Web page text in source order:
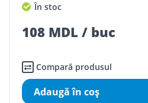
În stoc
108 MDL / buc
Compară produsul
Adaugă în coş